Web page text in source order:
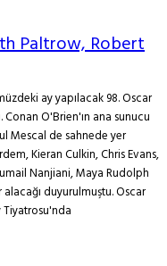
Paltrow, Robert
ay yapılacak 98. Oscar
O'Brien'ın ana sunucu
Mescal de sahnede yer
Kieran Culkin, Chris Evans,
Nanjiani, Maya Rudolph
duyurulmuştu. Oscar